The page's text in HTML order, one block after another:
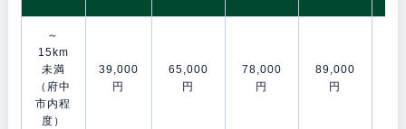
～
15km
未満
（府中
市内程
度）
39,000
円
65,000
円
78,000
円
89,000
円